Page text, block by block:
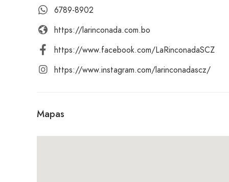
6789-8902
https://larinconada.com.bo
https://www.facebook.com/LaRinconadaSCZ
https://www.instagram.com/larinconadascz/
Mapas